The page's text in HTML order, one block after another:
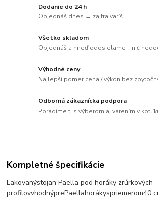
Dodanie do 24 h
Objednáš dnes → zajtra varíš
Všetko skladom
Objednáš a hneď odosielame – nič
Výhodné ceny
Najlepší pomer cena / výkon bez
Odborná zákaznícka podpora
Poradíme ti s výberom aj varením v
Kompletné špecifikácie
LakovanýstojanPaella pod horáky zrúrkových
profilovvhodnýprePaellahorákyspriemerom40